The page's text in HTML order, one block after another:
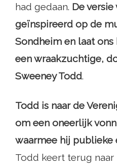
had gedaan. De versie
geïnspireerd op de
Sondheim en laat
een wraakzuchtige,
Sweeney Todd.
Todd is naar de
om een ​​oneerlijk
waarmee hij
Todd keert terug